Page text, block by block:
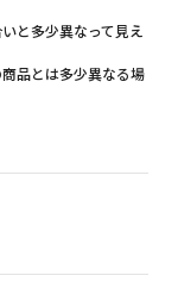
と多少異なって見え
品とは多少異なる場